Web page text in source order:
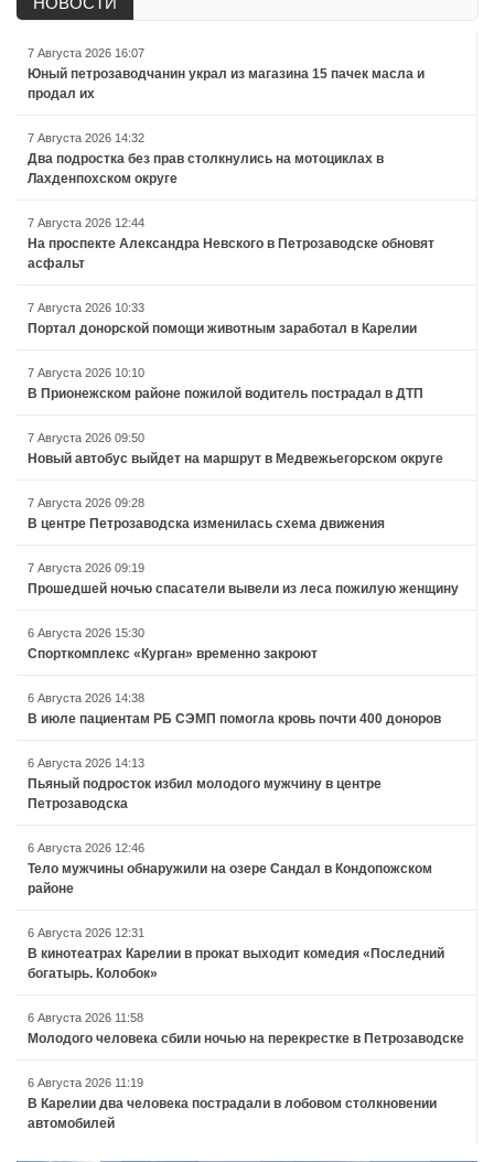
7 Августа 2026 16:07
Юный петрозаводчанин украл из магазина 15 пачек масла и
продал их
7 Августа 2026 14:32
Два подростка без прав столкнулись на мотоциклах в
Лахденпохском округе
7 Августа 2026 12:44
На проспекте Александра Невского в Петрозаводске обновят
асфальт
7 Августа 2026 10:33
Портал донорской помощи животным заработал в Карелии
7 Августа 2026 10:10
В Прионежском районе пожилой водитель пострадал в ДТП
7 Августа 2026 09:50
Новый автобус выйдет на маршрут в Медвежьегорском округе
7 Августа 2026 09:28
В центре Петрозаводска изменилась схема движения
7 Августа 2026 09:19
Прошедшей ночью спасатели вывели из леса пожилую женщину
6 Августа 2026 15:30
Спорткомплекс «Курган» временно закроют
6 Августа 2026 14:38
В июле пациентам РБ СЭМП помогла кровь почти 400 доноров
6 Августа 2026 14:13
Пьяный подросток избил молодого мужчину в центре
Петрозаводска
6 Августа 2026 12:46
Тело мужчины обнаружили на озере Сандал в Кондопожском
районе
6 Августа 2026 12:31
В кинотеатрах Карелии в прокат выходит комедия «Последний
богатырь. Колобок»
6 Августа 2026 11:58
Молодого человека сбили ночью на перекрестке в Петрозаводске
6 Августа 2026 11:19
В Карелии два человека пострадали в лобовом столкновении
автомобилей